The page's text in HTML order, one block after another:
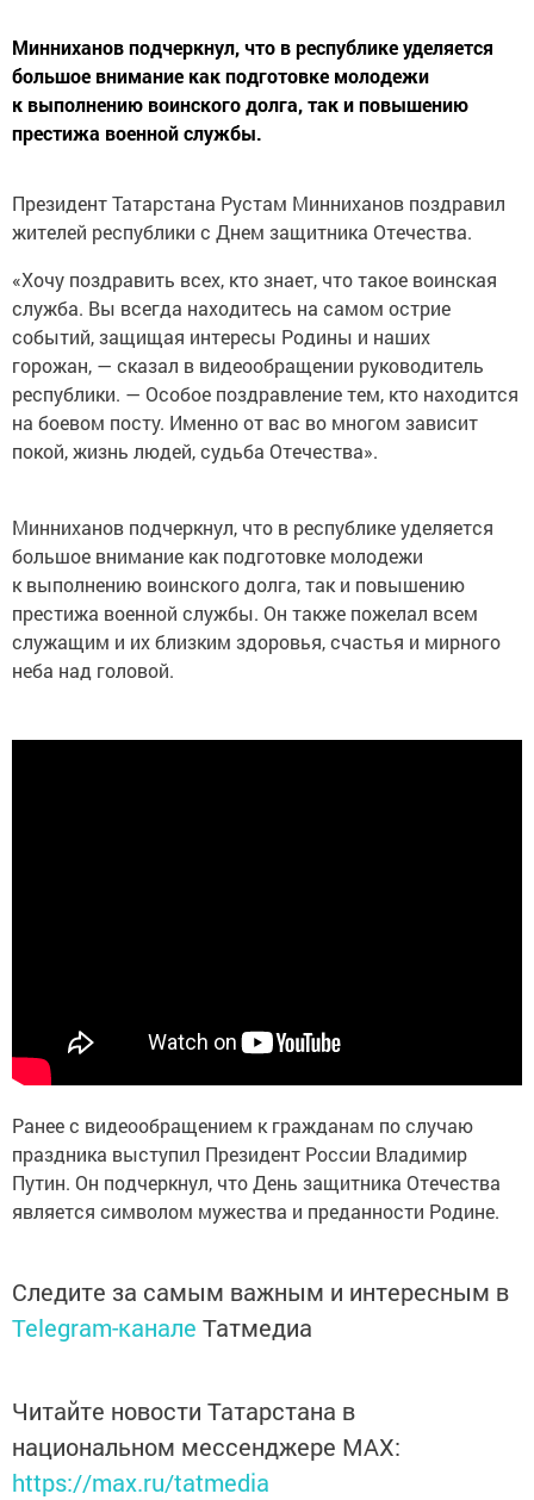
Минниханов подчеркнул, что в республике уделяется
большое внимание как подготовке молодежи
к выполнению воинского долга, так и повышению
престижа военной службы.
Президент Татарстана Рустам Минниханов поздравил
жителей республики с Днем защитника Отечества.
«Хочу поздравить всех, кто знает, что такое воинская
служба. Вы всегда находитесь на самом острие
событий, защищая интересы Родины и наших
горожан, — сказал в видеообращении руководитель
республики. — Особое поздравление тем, кто находится
на боевом посту. Именно от вас во многом зависит
покой, жизнь людей, судьба Отечества».
Минниханов подчеркнул, что в республике уделяется
большое внимание как подготовке молодежи
к выполнению воинского долга, так и повышению
престижа военной службы. Он также пожелал всем
служащим и их близким здоровья, счастья и мирного
неба над головой.
Ранее с видеообращением к гражданам по случаю
праздника выступил Президент России Владимир
Путин. Он подчеркнул, что День защитника Отечества
является символом мужества и преданности Родине.
Следите за самым важным и интересным в
Telegram-канале Татмедиа
Читайте новости Татарстана в
национальном мессенджере MАХ:
https://max.ru/tatmedia